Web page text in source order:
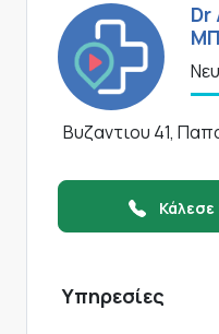
Βυζαντιου 41,
Κάλεσε
Υπηρεσίες